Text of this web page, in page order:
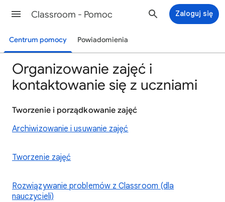
Classroom - Pomoc Zaloguj się
Centrum pomocy Powiadomienia
Organizowanie zajęć i
kontaktowanie się z uczniami
Tworzenie i porządkowanie zajęć
Archiwizowanie i usuwanie zajęć
Tworzenie zajęć
Rozwiązywanie problemów z Classroom (dla
nauczycieli)